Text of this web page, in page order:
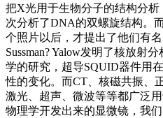
把X光用于生物分子的结构分
次分析了DNA的双螺旋结构。
个照片以后，才提出了他们有
Sussman? Yalow发明了核放射
学的研究，超导SQUID器件用
性的变化。而CT、核磁共振、
激光、超声、微波等等都广泛
物理学开发出来的显微镜，我